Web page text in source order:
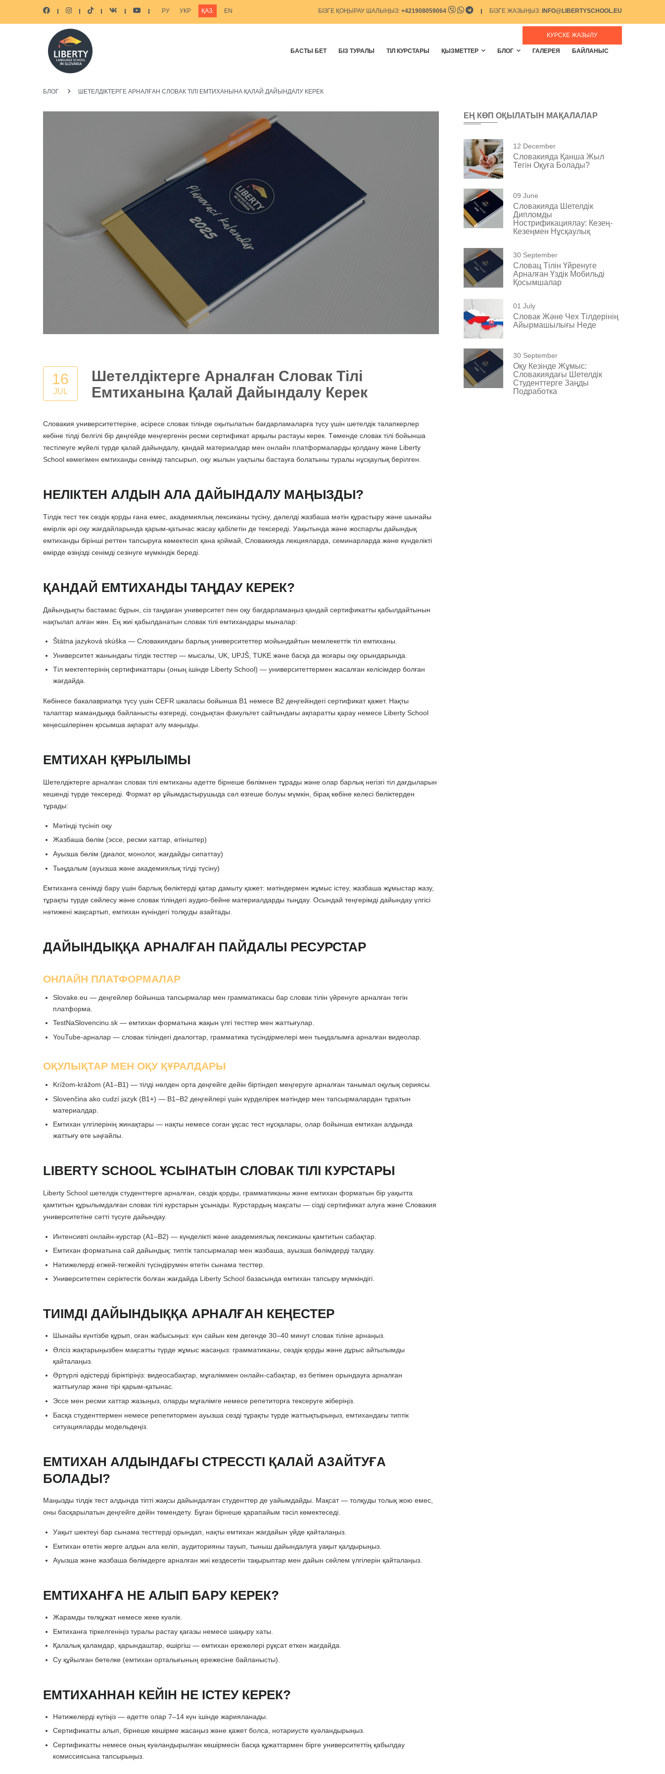
РУ УКР ҚАЗ. EN БІЗГЕ ҚОҢЫРАУ ШАЛЫҢЫЗ: +421908059064 БІЗГЕ ЖАЗЫҢЫЗ: INFO@LIBERTYSCHOOL.EU
КУРСКЕ ЖАЗЫЛУ
БАСТЫ БЕТ БІЗ ТУРАЛЫ ТІЛ КУРСТАРЫ ҚЫЗМЕТТЕР БЛОГ ГАЛЕРЕЯ БАЙЛАНЫС
БЛОГ ШЕТЕЛДІКТЕРГЕ АРНАЛҒАН СЛОВАК ТІЛІ ЕМТИХАНЫНА ҚАЛАЙ ДАЙЫНДАЛУ КЕРЕК
16
JUL
Шетелдіктерге Арналған Словак Тілі
Емтиханына Қалай Дайындалу Керек
Словакия университеттеріне, әсіресе словак тілінде оқытылатын бағдарламаларға түсу үшін шетелдік талапкерлер
көбіне тілді белгілі бір деңгейде меңгергенін ресми сертификат арқылы растауы керек. Төменде словак тілі бойынша
тестілеуге жүйелі түрде қалай дайындалу, қандай материалдар мен онлайн платформаларды қолдану және Liberty
School көмегімен емтиханды сенімді тапсырып, оқу жылын уақтылы бастауға болатыны туралы нұсқаулық берілген.
НЕЛІКТЕН АЛДЫН АЛА ДАЙЫНДАЛУ МАҢЫЗДЫ?
Тілдік тест тек сөздік қорды ғана емес, академиялық лексиканы түсіну, дәлелді жазбаша мәтін құрастыру және шынайы
өмірлік әрі оқу жағдайларында қарым-қатынас жасау қабілетін де тексереді. Уақытында және жоспарлы дайындық
емтиханды бірінші реттен тапсыруға көмектесіп қана қоймай, Словакияда лекцияларда, семинарларда және күнделікті
өмірде өзіңізді сенімді сезінуге мүмкіндік береді.
ҚАНДАЙ ЕМТИХАНДЫ ТАҢДАУ КЕРЕК?
Дайындықты бастамас бұрын, сіз таңдаған университет пен оқу бағдарламаңыз қандай сертификатты қабылдайтынын
нақтылап алған жөн. Ең жиі қабылданатын словак тілі емтихандары мыналар:
Štátna jazyková skúška — Словакиядағы барлық университеттер мойындайтын мемлекеттік тіл емтиханы.
Университет жанындағы тілдік тесттер — мысалы, UK, UPJŠ, TUKE және басқа да жоғары оқу орындарында.
Тіл мектептерінің сертификаттары (оның ішінде Liberty School) — университеттермен жасалған келісімдер болған
жағдайда.
Көбінесе бакалавриатқа түсу үшін CEFR шкаласы бойынша B1 немесе B2 деңгейіндегі сертификат қажет. Нақты
талаптар мамандыққа байланысты өзгереді, сондықтан факультет сайтындағы ақпаратты қарау немесе Liberty School
кеңесшілерінен қосымша ақпарат алу маңызды.
ЕМТИХАН ҚҰРЫЛЫМЫ
Шетелдіктерге арналған словак тілі емтиханы әдетте бірнеше бөлімнен тұрады және олар барлық негізгі тіл дағдыларын
кешенді түрде тексереді. Формат әр ұйымдастырушыда сәл өзгеше болуы мүмкін, бірақ көбіне келесі бөліктерден
тұрады:
Мәтінді түсініп оқу
Жазбаша бөлім (эссе, ресми хаттар, өтініштер)
Ауызша бөлім (диалог, монолог, жағдайды сипаттау)
Тыңдалым (ауызша және академиялық тілді түсіну)
Емтиханға сенімді бару үшін барлық бөліктерді қатар дамыту қажет: мәтіндермен жұмыс істеу, жазбаша жұмыстар жазу,
тұрақты түрде сөйлесу және словак тіліндегі аудио-бейне материалдарды тыңдау. Осындай теңгерімді дайындау үлгісі
нәтижені жақсартып, емтихан күніндегі толқуды азайтады.
ДАЙЫНДЫҚҚА АРНАЛҒАН ПАЙДАЛЫ РЕСУРСТАР
ОНЛАЙН ПЛАТФОРМАЛАР
Slovake.eu — деңгейлер бойынша тапсырмалар мен грамматикасы бар словак тілін үйренуге арналған тегін
платформа.
TestNaSlovencinu.sk — емтихан форматына жақын үлгі тесттер мен жаттығулар.
YouTube-арналар — словак тіліндегі диалогтар, грамматика түсіндірмелері мен тыңдалымға арналған видеолар.
ОҚУЛЫҚТАР МЕН ОҚУ ҚҰРАЛДАРЫ
Krížom-krážom (A1–B1) — тілді нөлден орта деңгейге дейін біртіндеп меңгеруге арналған танымал оқулық сериясы.
Slovenčina ako cudzí jazyk (B1+) — B1–B2 деңгейлері үшін күрделірек мәтіндер мен тапсырмалардан тұратын
материалдар.
Емтихан үлгілерінің жинақтары — нақты немесе соған ұқсас тест нұсқалары, олар бойынша емтихан алдында
жаттығу өте ыңғайлы.
LIBERTY SCHOOL ҰСЫНАТЫН СЛОВАК ТІЛІ КУРСТАРЫ
Liberty School шетелдік студенттерге арналған, сөздік қорды, грамматиканы және емтихан форматын бір уақытта
қамтитын құрылымдалған словак тілі курстарын ұсынады. Курстардың мақсаты — сізді сертификат алуға және Словакия
университетіне сәтті түсуге дайындау.
Интенсивті онлайн-курстар (A1–B2) — күнделікті және академиялық лексиканы қамтитын сабақтар.
Емтихан форматына сай дайындық: типтік тапсырмалар мен жазбаша, ауызша бөлімдерді талдау.
Нәтижелерді егжей-тегжейлі түсіндірумен өтетін сынама тесттер.
Университетпен серіктестік болған жағдайда Liberty School базасында емтихан тапсыру мүмкіндігі.
ТИІМДІ ДАЙЫНДЫҚҚА АРНАЛҒАН КЕҢЕСТЕР
Шынайы күнтізбе құрып, оған жабысыңыз: күн сайын кем дегенде 30–40 минут словак тіліне арнаңыз.
Әлсіз жақтарыңызбен мақсатты түрде жұмыс жасаңыз: грамматиканы, сөздік қорды және дұрыс айтылымды
қайталаңыз.
Әртүрлі әдістерді біріктіріңіз: видеоcабақтар, мұғаліммен онлайн-сабақтар, өз бетімен орындауға арналған
жаттығулар және тірі қарым-қатынас.
Эссе мен ресми хаттар жазыңыз, оларды мұғалімге немесе репетиторға тексеруге жіберіңіз.
Басқа студенттермен немесе репетитормен ауызша сөзді тұрақты түрде жаттықтырыңыз, емтихандағы типтік
ситуацияларды модельдеңіз.
ЕМТИХАН АЛДЫНДАҒЫ СТРЕССТІ ҚАЛАЙ АЗАЙТУҒА
БОЛАДЫ?
Маңызды тілдік тест алдында тіпті жақсы дайындалған студенттер де уайымдайды. Мақсат — толқуды толық жою емес,
оны басқарылатын деңгейге дейін төмендету. Бұған бірнеше қарапайым тәсіл көмектеседі.
Уақыт шектеуі бар сынама тесттерді орындап, нақты емтихан жағдайын үйде қайталаңыз.
Емтихан өтетін жерге алдын ала келіп, аудиторияны тауып, тыныш дайындалуға уақыт қалдырыңыз.
Ауызша және жазбаша бөлімдерге арналған жиі кездесетін тақырыптар мен дайын сөйлем үлгілерін қайталаңыз.
ЕМТИХАНҒА НЕ АЛЫП БАРУ КЕРЕК?
Жарамды төлқұжат немесе жеке куәлік.
Емтиханға тіркелгеніңіз туралы растау қағазы немесе шақыру хаты.
Қалалық қаламдар, қарындаштар, өшіргіш — емтихан ережелері рұқсат еткен жағдайда.
Су құйылған бөтелке (емтихан орталығының ережесіне байланысты).
ЕМТИХАННАН КЕЙІН НЕ ІСТЕУ КЕРЕК?
Нәтижелерді күтіңіз — әдетте олар 7–14 күн ішінде жарияланады.
Сертификатты алып, бірнеше көшірме жасаңыз және қажет болса, нотариусте куәландырыңыз.
Сертификатты немесе оның куәландырылған көшірмесін басқа құжаттармен бірге университеттің қабылдау
комиссиясына тапсырыңыз.
ЕҢ КӨП ОҚЫЛАТЫН МАҚАЛАЛАР
12 December
Словакияда Қанша Жыл
Тегін Оқуға Болады?
09 June
Словакияда Шетелдік
Дипломды
Нострификациялау: Кезең-
Кезеңмен Нұсқаулық
30 September
Словац Тілін Үйренуге
Арналған Үздік Мобильді
Қосымшалар
01 July
Словак Және Чех Тілдерінің
Айырмашылығы Неде
30 September
Оқу Кезінде Жұмыс:
Словакиядағы Шетелдік
Студенттерге Заңды
Подработка